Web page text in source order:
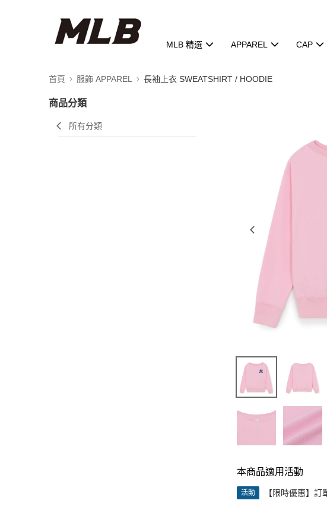
MLB 精選 APPAREL CAP
首頁 服飾 APPAREL 長袖上衣 SWEATSHIRT / HOODIE
商品分類
所有分類
本商品適用活動
活動 【限時優惠】